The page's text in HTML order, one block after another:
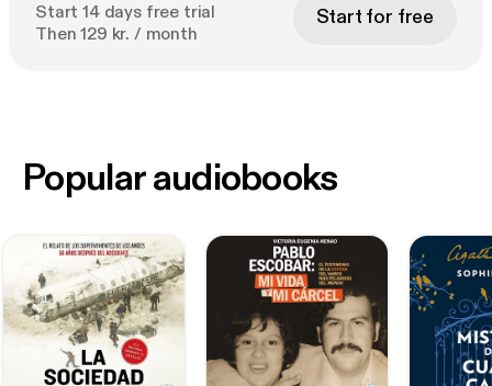
Start 14 days free trial
Then 129 kr. / month
Start for free
Popular audiobooks